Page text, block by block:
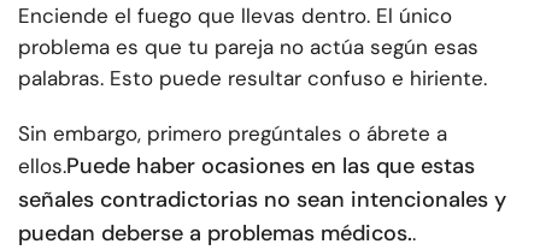
Enciende el fuego que llevas dentro. El único
problema es que tu pareja no actúa según esas
palabras. Esto puede resultar confuso e hiriente.
Sin embargo, primero pregúntales o ábrete a
ellos.Puede haber ocasiones en las que estas
señales contradictorias no sean intencionales y
puedan deberse a problemas médicos..